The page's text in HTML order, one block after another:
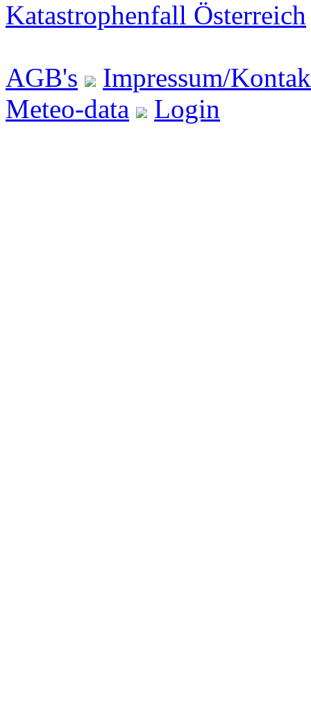
Katastrophenfall Österreich
AGB's
Impressum/
Meteo-data
Login